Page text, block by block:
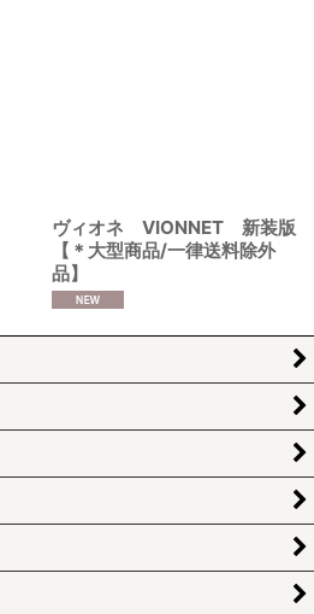
ヴィオネ VIONNET 新装版
【＊大型商品/一律送料除外
品】